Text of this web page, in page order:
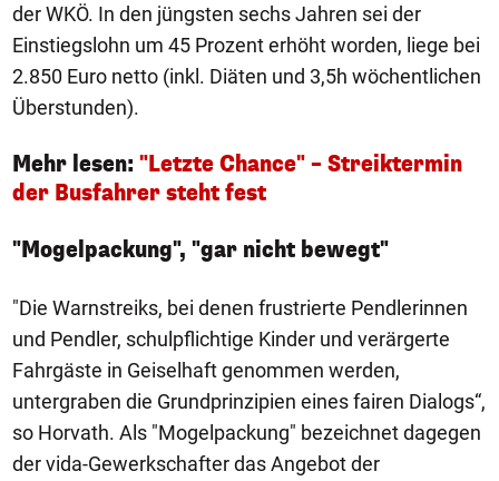
der WKÖ. In den jüngsten sechs Jahren sei der
Einstiegslohn um 45 Prozent erhöht worden, liege bei
2.850 Euro netto (inkl. Diäten und 3,5h wöchentlichen
Überstunden).
Mehr lesen: "Letzte Chance" – Streiktermin
der Busfahrer steht fest
"Mogelpackung", "gar nicht bewegt"
"Die Warnstreiks, bei denen frustrierte Pendlerinnen
und Pendler, schulpflichtige Kinder und verärgerte
Fahrgäste in Geiselhaft genommen werden,
untergraben die Grundprinzipien eines fairen Dialogs“,
so Horvath. Als "Mogelpackung" bezeichnet dagegen
der vida-Gewerkschafter das Angebot der